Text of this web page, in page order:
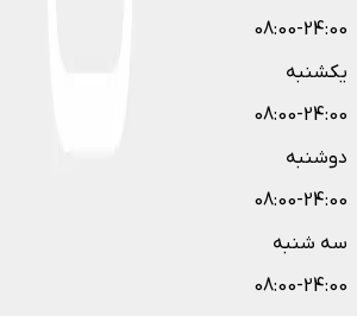
08:00-24:00
یکشنبه
08:00-24:00
دوشنبه
08:00-24:00
سه شنبه
08:00-24:00